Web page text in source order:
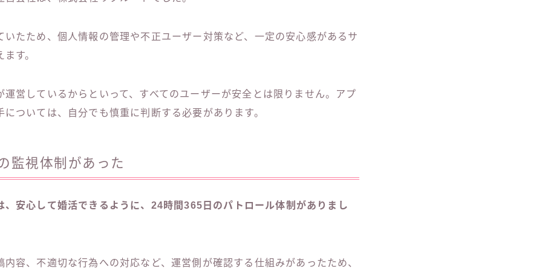
いたため、個人情報の管理や不正ユーザー対策など、一定の安心感があるサ
す。
運営しているからといって、すべてのユーザーが安全とは限りません。アプ
ついては、自分でも慎重に判断する必要があります。
監視体制があった
、安心して婚活できるように、24時間365日のパトロール体制がありまし
内容、不適切な行為への対応など、運営側が確認する仕組みがあったため、